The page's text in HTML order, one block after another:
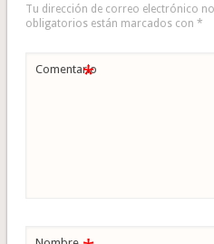
Tu dirección de correo electrónico
obligatorios están marcados con *
Comentario
*